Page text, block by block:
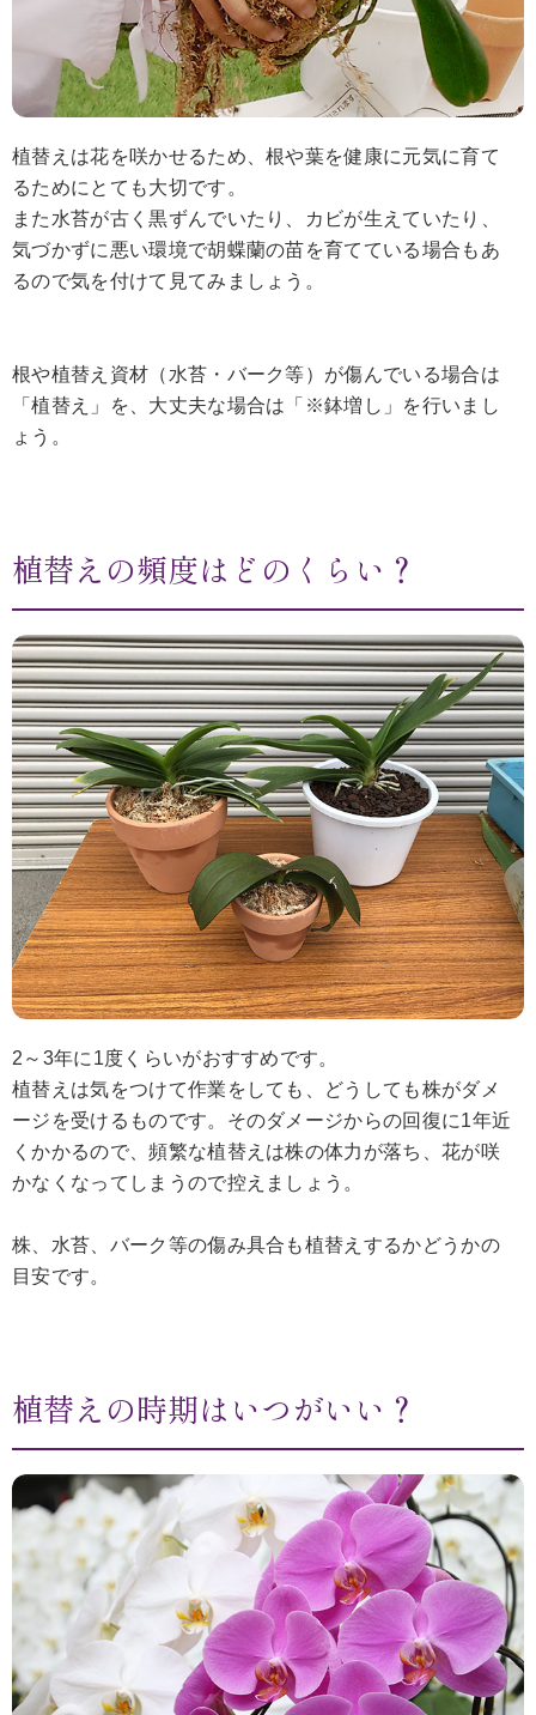
植替えは花を咲かせるため、根や葉を健康に元気に育て
るためにとても大切です。
また水苔が古く黒ずんでいたり、カビが生えていたり、
気づかずに悪い環境で胡蝶蘭の苗を育てている場合もあ
るので気を付けて見てみましょう。
根や植替え資材（水苔・バーク等）が傷んでいる場合は
「植替え」を、大丈夫な場合は「※鉢増し」を行いまし
ょう。
植替えの頻度はどのくらい？
2～3年に1度くらいがおすすめです。
植替えは気をつけて作業をしても、どうしても株がダメ
ージを受けるものです。そのダメージからの回復に1年近
くかかるので、頻繁な植替えは株の体力が落ち、花が咲
かなくなってしまうので控えましょう。
株、水苔、バーク等の傷み具合も植替えするかどうかの
目安です。
植替えの時期はいつがいい？